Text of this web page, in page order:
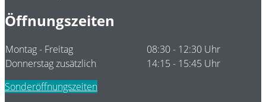
Öffnungszeiten
Montag - Freitag
08:30 - 12:30 Uhr
Donnerstag zusätzlich
14:15 - 15:45 Uhr
Sonderöffnungszeiten